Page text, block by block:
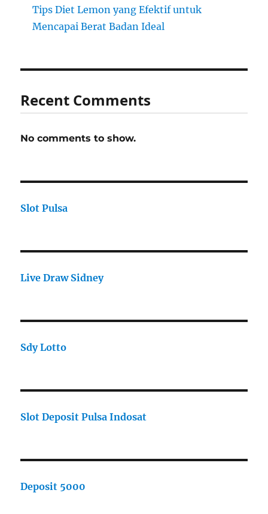
Tips Diet Lemon yang Efektif untuk
Mencapai Berat Badan Ideal
Recent Comments
No comments to show.
Slot Pulsa
Live Draw Sidney
Sdy Lotto
Slot Deposit Pulsa Indosat
Deposit 5000